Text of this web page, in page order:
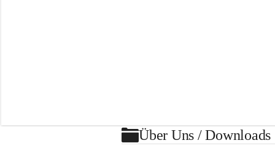
Über Uns / Downloads